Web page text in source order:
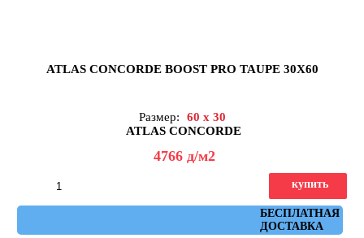
ATLAS CONCORDE BOOST PRO TAUPE 30X60
Размер:
60 x 30
ATLAS CONCORDE
4766 д/м2
БЕСПЛАТНАЯ
ДОСТАВКА
купить